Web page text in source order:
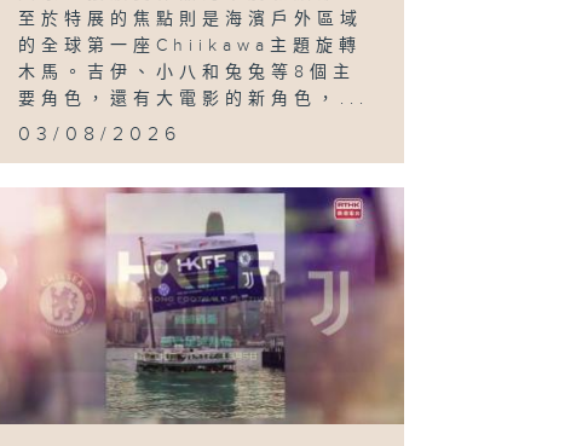
書展；Wayne
McGregor：
異．地
至於特展的焦點則是海濱戶外區域
的全球第一座Chiikawa主題旋轉
木馬。吉伊、小八和兔兔等8個主
要角色，還有大電影的新角色，...
03/08/2026